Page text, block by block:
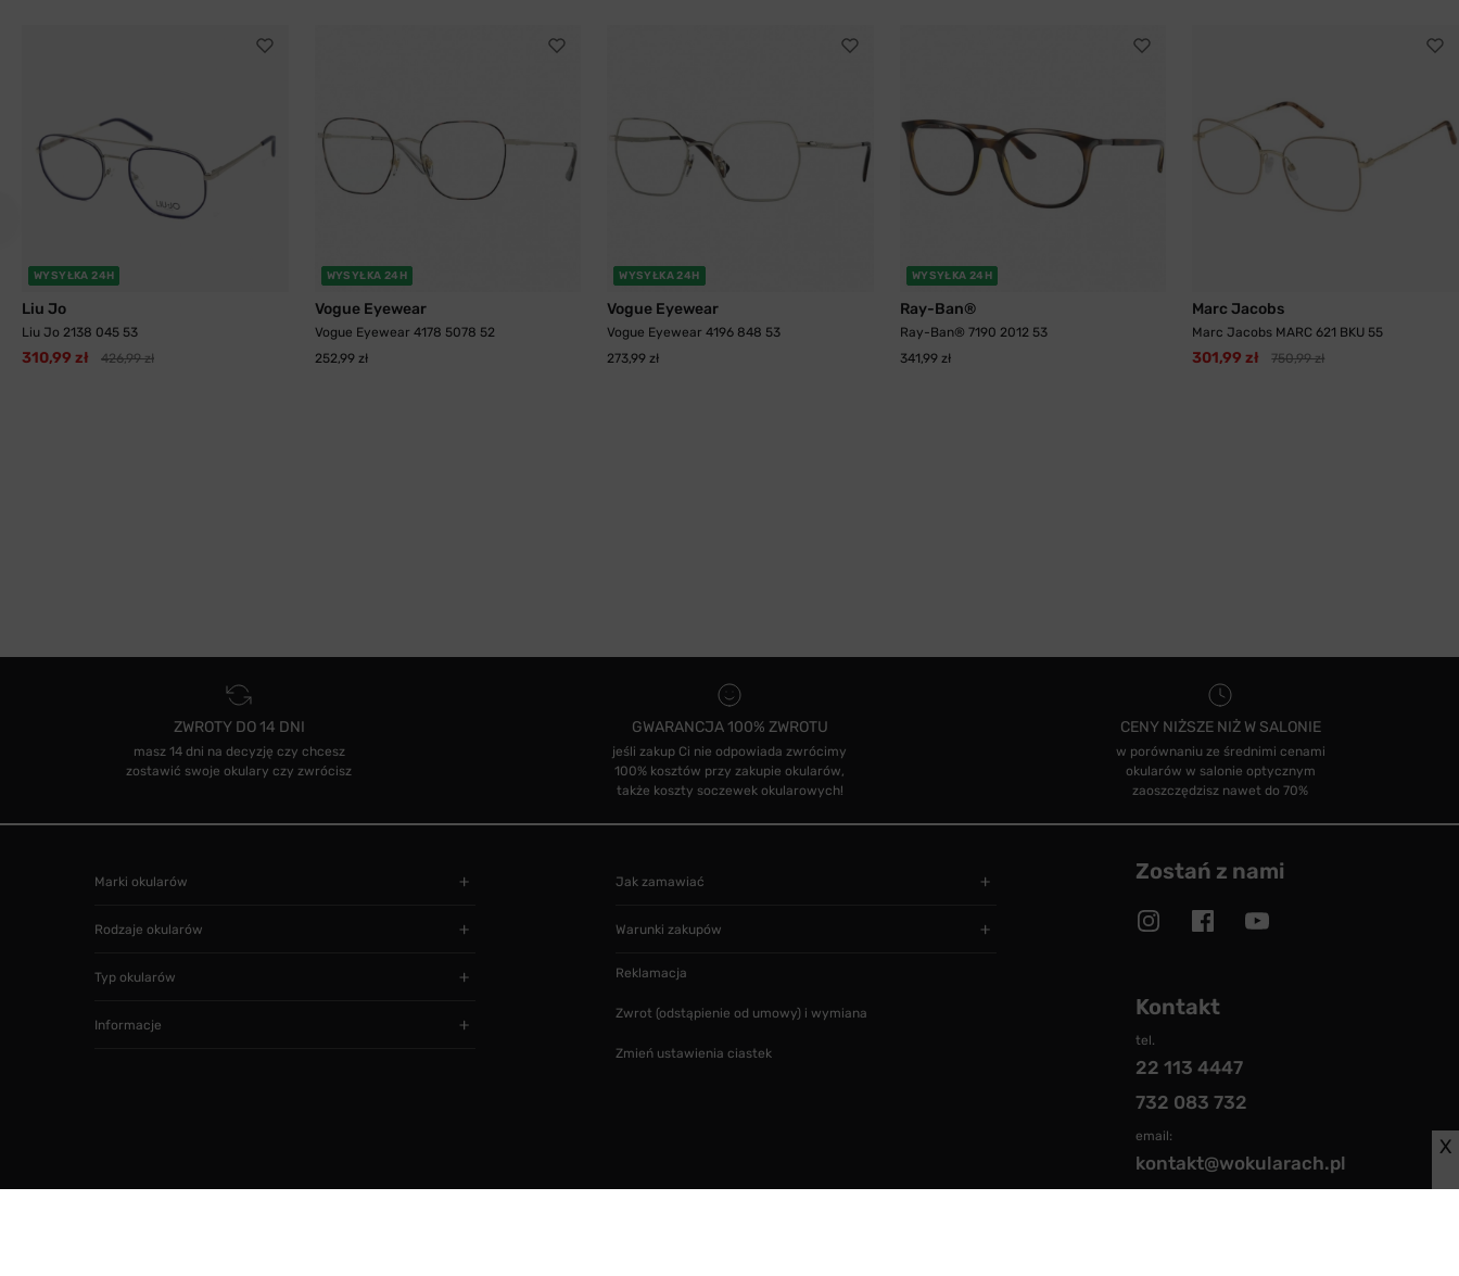
WYSYŁKA 24H
Liu Jo
Liu Jo 2138 045 53
310,99 zł 426,99 zł
WYSYŁKA 24H
Vogue Eyewear
Vogue Eyewear 4178 5078 52
252,99 zł
WYSYŁKA 24H
Vogue Eyewear
Vogue Eyewear 4196 848 53
273,99 zł
WYSYŁKA 24H
Ray-Ban®
Ray-Ban® 7190 2012 53
341,99 zł
Marc Jacobs
Marc Jacobs MARC 621 BKU 55
301,99 zł 750,99 zł
ZWROTY DO 14 DNI
masz 14 dni na decyzję czy chcesz
zostawić swoje okulary czy zwrócisz
GWARANCJA 100% ZWROTU
jeśli zakup Ci nie odpowiada zwrócimy
100% kosztów przy zakupie okularów,
także koszty soczewek okularowych!
CENY NIŻSZE NIŻ W SALONIE
w porównaniu ze średnimi cenami
okularów w salonie optycznym
zaoszczędzisz nawet do 70%
Zostań z nami
Kontakt
tel.
22 113 4447
732 083 732
email:
kontakt@wokularach.pl
Marki okularów
Rodzaje okularów
Typ okularów
Informacje
Jak zamawiać
Warunki zakupów
Reklamacja
Zwrot (odstąpienie od umowy) i wymiana
Zmień ustawienia ciastek
X